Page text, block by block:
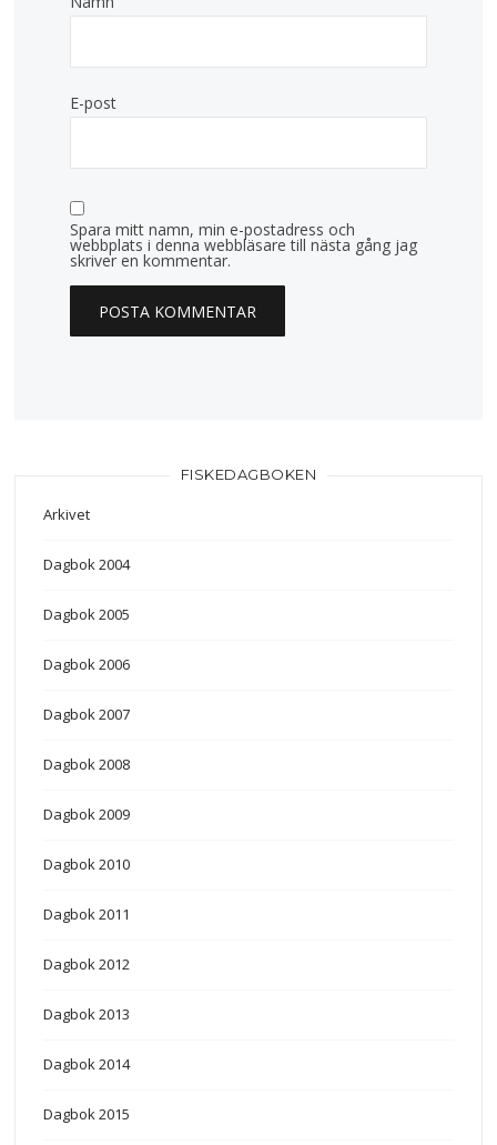
E-post
Spara mitt namn, min e-postadress och
webbplats i denna webbläsare till nästa gång jag
skriver en kommentar.
FISKEDAGBOKEN
Arkivet
Dagbok 2004
Dagbok 2005
Dagbok 2006
Dagbok 2007
Dagbok 2008
Dagbok 2009
Dagbok 2010
Dagbok 2011
Dagbok 2012
Dagbok 2013
Dagbok 2014
Dagbok 2015